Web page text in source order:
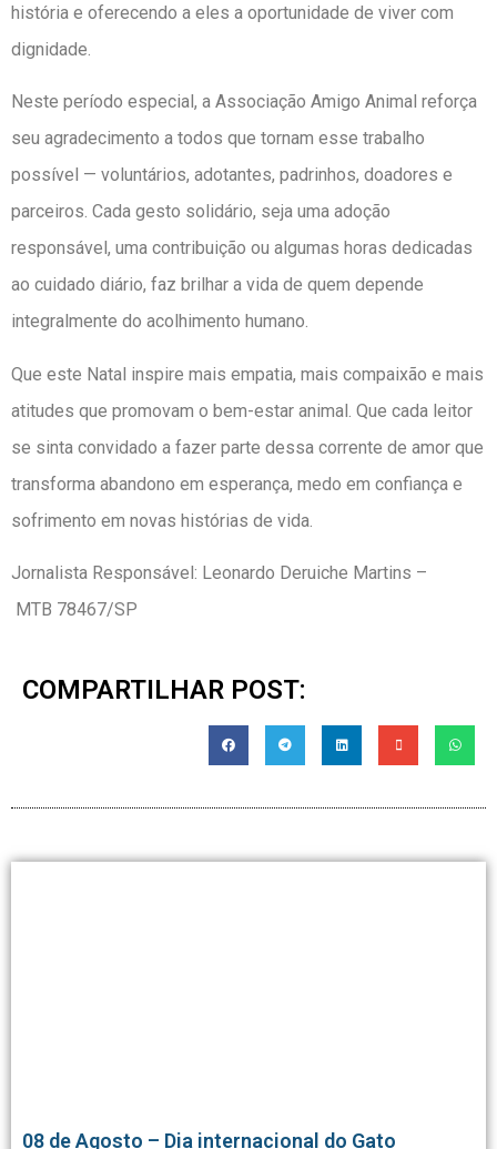
história e oferecendo a eles a oportunidade de viver com
dignidade.
Neste período especial, a Associação Amigo Animal reforça
seu agradecimento a todos que tornam esse trabalho
possível — voluntários, adotantes, padrinhos, doadores e
parceiros. Cada gesto solidário, seja uma adoção
responsável, uma contribuição ou algumas horas dedicadas
ao cuidado diário, faz brilhar a vida de quem depende
integralmente do acolhimento humano.
Que este Natal inspire mais empatia, mais compaixão e mais
atitudes que promovam o bem-estar animal. Que cada leitor
se sinta convidado a fazer parte dessa corrente de amor que
transforma abandono em esperança, medo em confiança e
sofrimento em novas histórias de vida.
Jornalista Responsável: Leonardo Deruiche Martins –
MTB 78467/SP
COMPARTILHAR POST:
08 de Agosto – Dia internacional do Gato